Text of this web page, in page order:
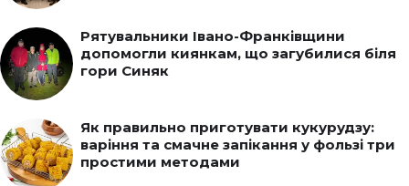
Рятувальники Івано-Франківщини
допомогли киянкам, що загубилися біля
гори Синяк
Як правильно приготувати кукурудзу:
варіння та смачне запікання у фользі три
простими методами